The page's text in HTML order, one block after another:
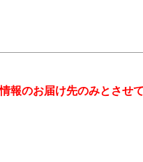
報のお届け先のみとさ